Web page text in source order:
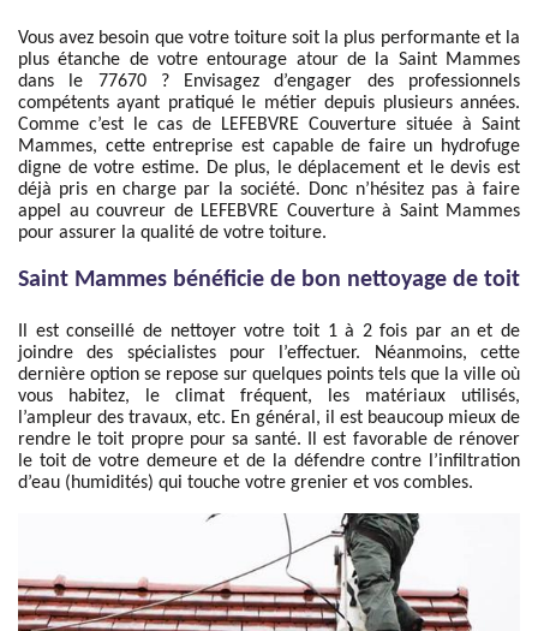
Vous avez besoin que votre toiture soit la plus performante et la
plus étanche de votre entourage atour de la Saint Mammes
dans le 77670 ? Envisagez d’engager des professionnels
compétents ayant pratiqué le métier depuis plusieurs années.
Comme c’est le cas de LEFEBVRE Couverture située à Saint
Mammes, cette entreprise est capable de faire un hydrofuge
digne de votre estime. De plus, le déplacement et le devis est
déjà pris en charge par la société. Donc n’hésitez pas à faire
appel au couvreur de LEFEBVRE Couverture à Saint Mammes
pour assurer la qualité de votre toiture.
Saint Mammes bénéficie de bon nettoyage de toit
Il est conseillé de nettoyer votre toit 1 à 2 fois par an et de
joindre des spécialistes pour l’effectuer. Néanmoins, cette
dernière option se repose sur quelques points tels que la ville où
vous habitez, le climat fréquent, les matériaux utilisés,
l’ampleur des travaux, etc. En général, il est beaucoup mieux de
rendre le toit propre pour sa santé. Il est favorable de rénover
le toit de votre demeure et de la défendre contre l’infiltration
d’eau (humidités) qui touche votre grenier et vos combles.